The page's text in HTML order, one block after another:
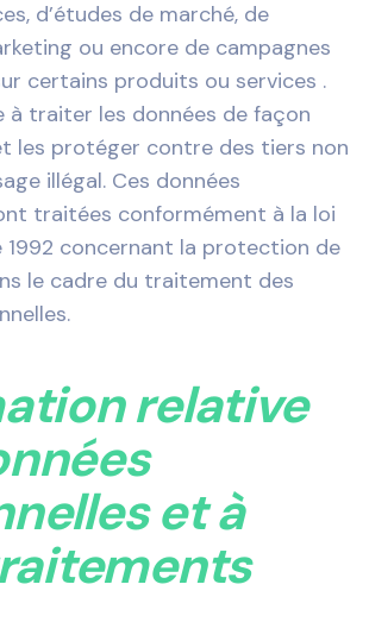
d’études de marché, de
ou encore de campagnes
certains produits ou services .
à traiter les données de façon
les protéger contre des tiers non
illégal. Ces données
traitées conformément à la loi
1992 concernant la protection de
le cadre du traitement des
relative
et à